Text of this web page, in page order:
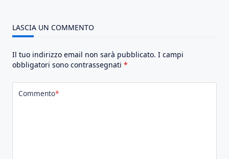
LASCIA UN COMMENTO
Il tuo indirizzo email non sarà pubblicato. I campi
obbligatori sono contrassegnati *
Commento*